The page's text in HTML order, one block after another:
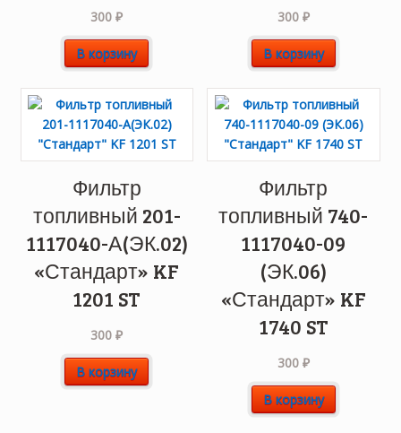
300₽
В корзину
300 ₽
В корзину
Фильтр
топливный 201-
1117040-А(ЭК.02)
«Стандарт» KF
1201 ST
300₽
В корзину
Фильтр
топливный 740-
1117040-09
(ЭК.06)
«Стандарт» KF
1740 ST
300 ₽
В корзину